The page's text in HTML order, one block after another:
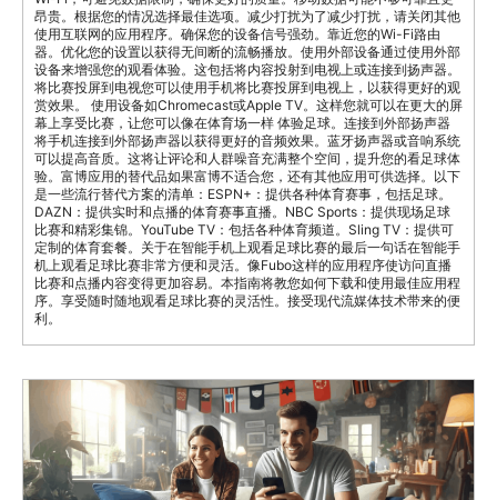
昂贵。根据您的情况选择最佳选项。减少打扰为了减少打扰，请关闭其他
使用互联网的应用程序。确保您的设备信号强劲。靠近您的Wi-Fi路由
器。优化您的设置以获得无间断的流畅播放。使用外部设备通过使用外部
设备来增强您的观看体验。这包括将内容投射到电视上或连接到扬声器。
将比赛投屏到电视您可以使用手机将比赛投屏到电视上，以获得更好的观
赏效果。 使用设备如Chromecast或Apple TV。这样您就可以在更大的屏
幕上享受比赛，让您可以像在体育场一样 体验足球。连接到外部扬声器
将手机连接到外部扬声器以获得更好的音频效果。蓝牙扬声器或音响系统
可以提高音质。这将让评论和人群噪音充满整个空间，提升您的看足球体
验。富博应用的替代品如果富博不适合您，还有其他应用可供选择。以下
是一些流行替代方案的清单：ESPN+：提供各种体育赛事，包括足球。
DAZN：提供实时和点播的体育赛事直播。NBC Sports：提供现场足球
比赛和精彩集锦。YouTube TV：包括各种体育频道。Sling TV：提供可
定制的体育套餐。关于在智能手机上观看足球比赛的最后一句话在智能手
机上观看足球比赛非常方便和灵活。像Fubo这样的应用程序使访问直播
比赛和点播内容变得更加容易。本指南将教您如何下载和使用最佳应用程
序。享受随时随地观看足球比赛的灵活性。接受现代流媒体技术带来的便
利。